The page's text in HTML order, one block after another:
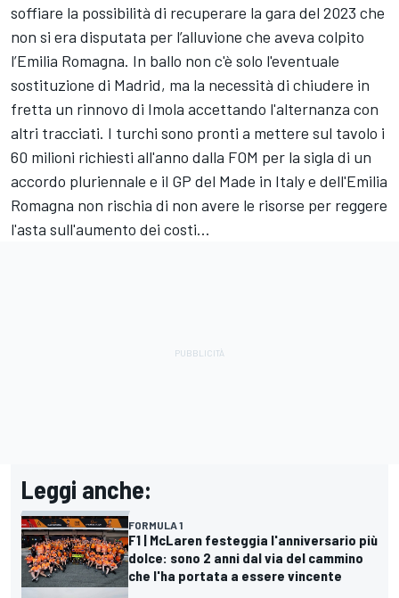
soffiare la possibilità di recuperare la gara del 2023 che
non si era disputata per l’alluvione che aveva colpito
l’Emilia Romagna. In ballo non c'è solo l'eventuale
sostituzione di Madrid, ma la necessità di chiudere in
fretta un rinnovo di Imola accettando l'alternanza con
altri tracciati. I turchi sono pronti a mettere sul tavolo i
60 milioni richiesti all'anno dalla FOM per la sigla di un
accordo pluriennale e il GP del Made in Italy e dell'Emilia
Romagna non rischia di non avere le risorse per reggere
l'asta sull'aumento dei costi...
Leggi anche:
FORMULA 1
F1 | McLaren festeggia l'anniversario più
dolce: sono 2 anni dal via del cammino
che l'ha portata a essere vincente